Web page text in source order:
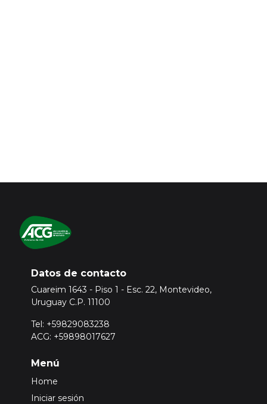
Datos de contacto
Cuareim 1643 - Piso 1 - Esc. 22, Montevideo,
Uruguay C.P. 11100
Tel: +59829083238
ACG: +59898017627
Menú
Home
Iniciar sesión